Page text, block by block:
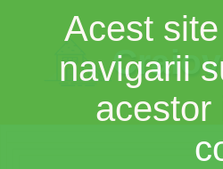
Acest
navigarii
acestor